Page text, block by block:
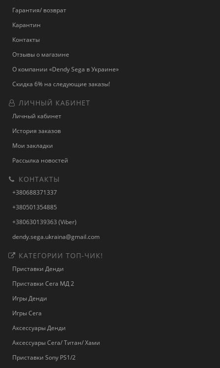
Гарантия/ возврат
Карантин
Контакты
Отзывы о магазине
О компании «Dendy Sega в Украине»
Скидка 6% на следующие заказы!
ЛИЧНЫЙ КАБИНЕТ
Личный кабинет
История заказов
Мои закладки
Рассылка новостей
КОНТАКТЫ
+380688371337
+380501354885
+380630139363 (Viber)
dendy.sega.ukraina@gmail.com
КАТЕГОРИИ ТОП-ЧИК!
Приставки Денди
Приставки Сега МД 2
Игры Денди
Игры Сега
Аксессуары Денди
Аксессуары Сега/ Титан/ Хами
Приставки Sony PS1/2